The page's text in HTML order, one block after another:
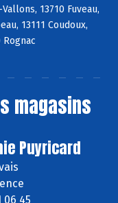
13710 Fuveau,
13111 Coudoux,
Rognac
magasins
Puyricard
06 45